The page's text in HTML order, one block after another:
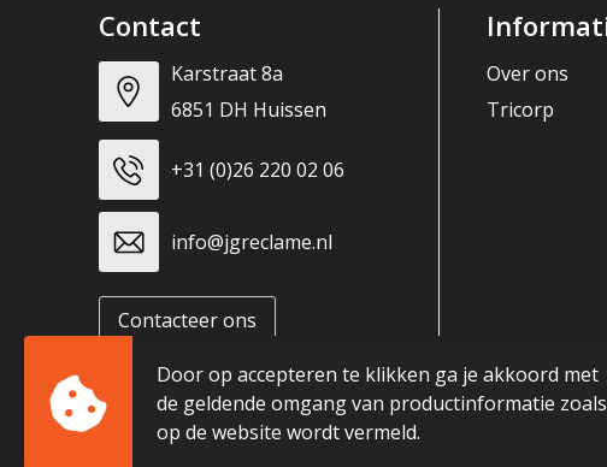
Contact
Karstraat 8a
6851 DH Huissen
+31 (0)26 220 02 06
info@jgreclame.nl
Contacteer ons
Over ons
Tricorp
Door op accepteren te klikken ga je akkoord met
de geldende omgang van productinformatie zoals
op de website wordt vermeld.